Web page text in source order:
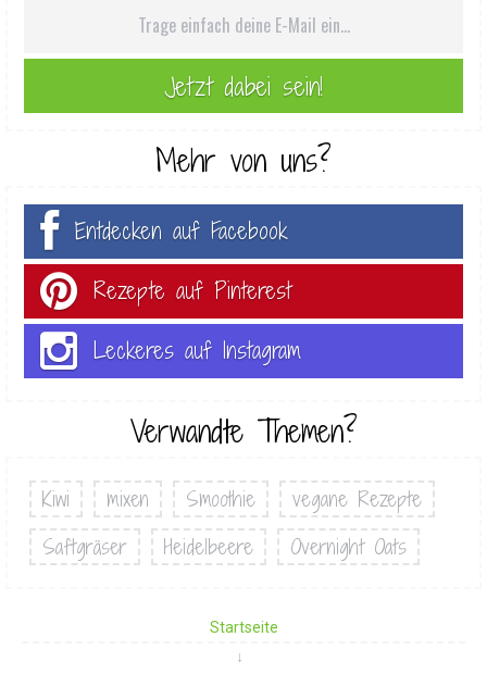
Mehr von uns?
Entdecken auf Facebook
Rezepte auf Pinterest
Leckeres auf Instagram
Verwandte Themen?
Kiwi mixen Smoothie
vegane Rezepte
Saftgräser
Heidelbeere Overnight Oats
Startseite